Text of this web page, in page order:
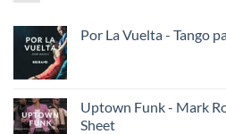
Por La Vuelta - Tango
Uptown Funk - Mark
Sheet